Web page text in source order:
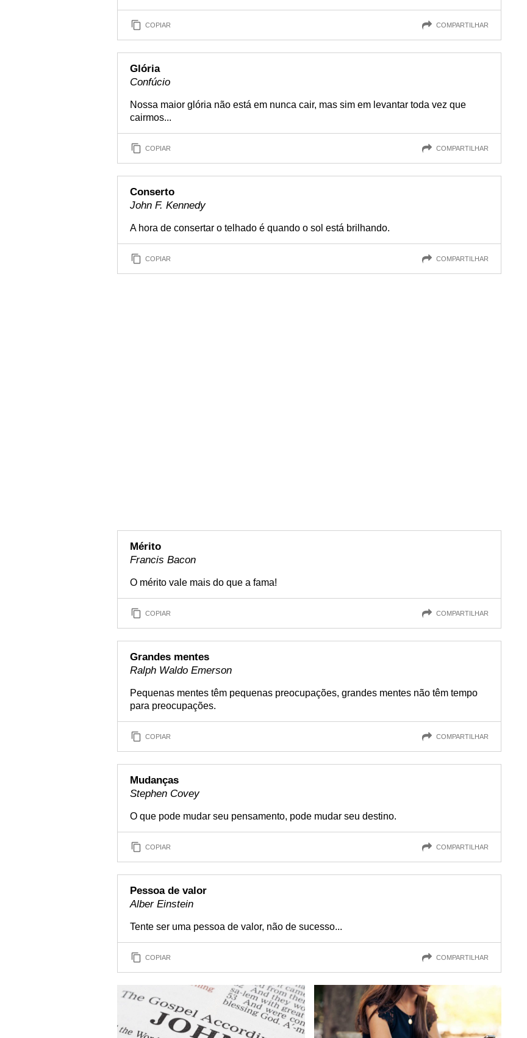
COPIAR COMPARTILHAR
Glória
Confúcio
Nossa maior glória não está em nunca cair, mas sim em levantar toda vez que
cairmos...
COPIAR COMPARTILHAR
Conserto
John F. Kennedy
A hora de consertar o telhado é quando o sol está brilhando.
COPIAR COMPARTILHAR
Mérito
Francis Bacon
O mérito vale mais do que a fama!
COPIAR COMPARTILHAR
Grandes mentes
Ralph Waldo Emerson
Pequenas mentes têm pequenas preocupações, grandes mentes não têm tempo
para preocupações.
COPIAR COMPARTILHAR
Mudanças
Stephen Covey
O que pode mudar seu pensamento, pode mudar seu destino.
COPIAR COMPARTILHAR
Pessoa de valor
Alber Einstein
Tente ser uma pessoa de valor, não de sucesso...
COPIAR COMPARTILHAR